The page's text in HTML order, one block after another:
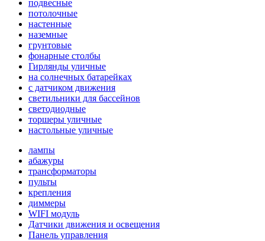
подвесные
потолочные
настенные
наземные
грунтовые
фонарные столбы
Гирлянды уличные
на солнечных батарейках
с датчиком движения
светильники для бассейнов
светодиодные
торшеры уличные
настольные уличные
лампы
абажуры
трансформаторы
пульты
крепления
диммеры
WIFI модуль
Датчики движения и освещения
Панель управления